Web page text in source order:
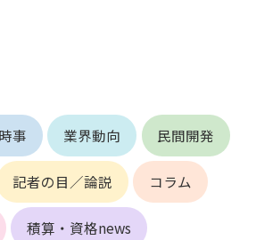
事 業界動向 民間開発
記者の目／論説 コラム
積算・資格news
者に開示または提供しないものとしま
きない統計的な処理をした形式で第三
者の権利、財産、安全等を保護するため
者が判断した場合
求められた場合